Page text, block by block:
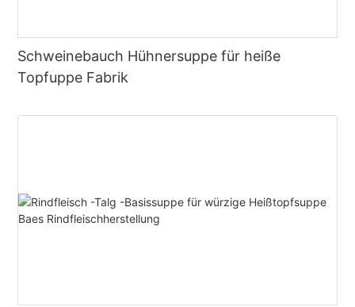
Schweinebauch Hühnersuppe für heiße
Topfuppe Fabrik